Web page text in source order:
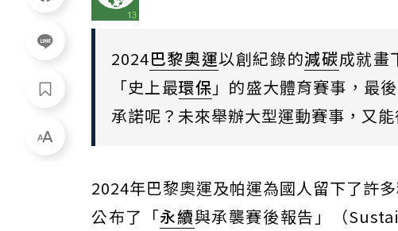
2024巴黎奧運以創紀錄的減碳成就畫
「史上最環保 」的盛大體育賽事，最
承諾呢？未來舉辦大型運動賽事，又
2024年巴黎奧運及帕運為國人留下了許
公布了「永續與承襲賽後報告」（